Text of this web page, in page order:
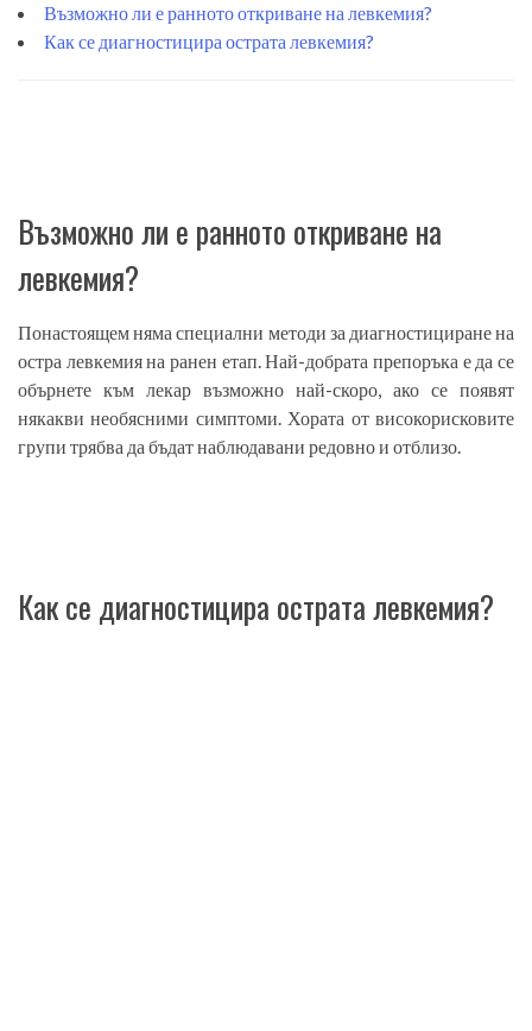
Възможно ли е ранното откриване на левкемия?
Как се диагностицира острата левкемия?
Възможно ли е ранното откриване на
левкемия?
Понастоящем няма специални методи за диагностициране на
остра левкемия на ранен етап. Най-добрата препоръка е да се
обърнете към лекар възможно най-скоро, ако се появят
някакви необясними симптоми. Хората от високорисковите
групи трябва да бъдат наблюдавани редовно и отблизо.
Как се диагностицира острата левкемия?